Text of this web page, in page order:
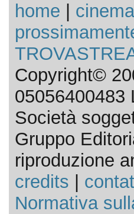
home cinema
Copyright©
05056400483
Società
Gruppo
riproduzione
credits
Normativa